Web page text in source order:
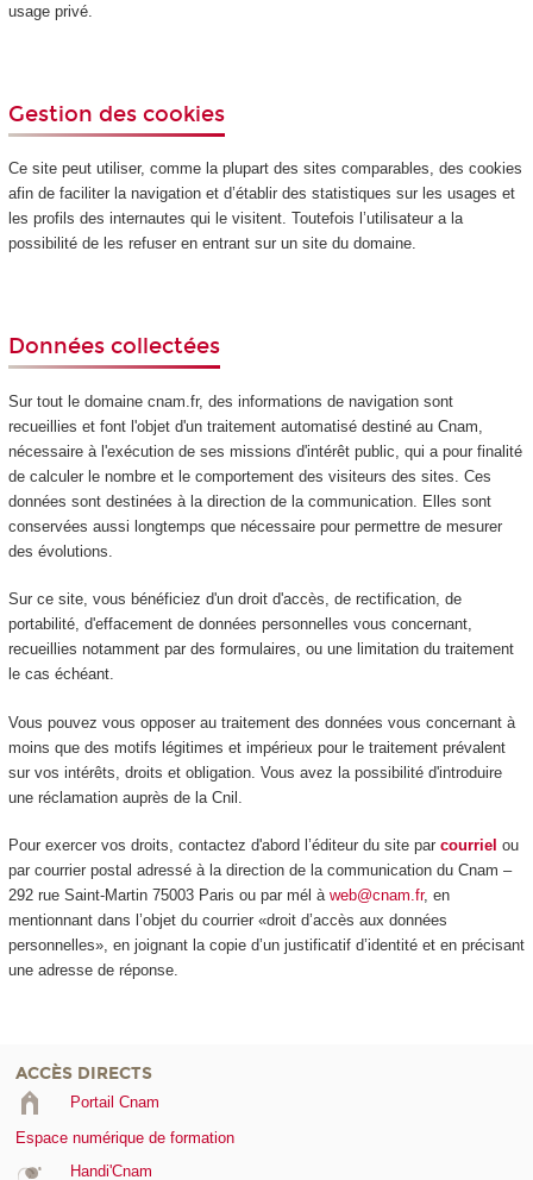
usage privé.
Gestion des cookies
Ce site peut utiliser, comme la plupart des sites comparables, des cookies
afin de faciliter la navigation et d’établir des statistiques sur les usages et
les profils des internautes qui le visitent. Toutefois l’utilisateur a la
possibilité de les refuser en entrant sur un site du domaine.
Données collectées
Sur tout le domaine cnam.fr, des informations de navigation sont
recueillies et font l'objet d'un traitement automatisé destiné au Cnam,
nécessaire à l'exécution de ses missions d'intérêt public, qui a pour finalité
de calculer le nombre et le comportement des visiteurs des sites. Ces
données sont destinées à la direction de la communication. Elles sont
conservées aussi longtemps que nécessaire pour permettre de mesurer
des évolutions.
Sur ce site, vous bénéficiez d'un droit d'accès, de rectification, de
portabilité, d'effacement de données personnelles vous concernant,
recueillies notamment par des formulaires, ou une limitation du traitement
le cas échéant.
Vous pouvez vous opposer au traitement des données vous concernant à
moins que des motifs légitimes et impérieux pour le traitement prévalent
sur vos intérêts, droits et obligation. Vous avez la possibilité d'introduire
une réclamation auprès de la Cnil.
Pour exercer vos droits, contactez d'abord l’éditeur du site par courriel ou
par courrier postal adressé à la direction de la communication du Cnam –
292 rue Saint-Martin 75003 Paris ou par mél à web@cnam.fr, en
mentionnant dans l’objet du courrier «droit d’accès aux données
personnelles», en joignant la copie d’un justificatif d’identité et en précisant
une adresse de réponse.
ACCÈS DIRECTS
Portail Cnam
Espace numérique de formation
Handi'Cnam